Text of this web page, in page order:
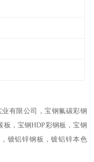
有限公司，宝钢氟碳彩钢
板，宝钢HDP彩钢板，宝钢
镀铝锌钢板，镀铝锌本色